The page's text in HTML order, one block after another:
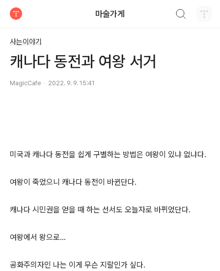
마술가게
사는이야기
캐나다 동전과 여왕 서거
MagicCafe 2022. 9. 9. 15:41
미국과 캐나다 동전을 쉽게 구별하는 방법은 여왕이 있냐 없냐다.
여왕이 죽었으니 캐나다 동전이 바뀐단다.
캐나다 시민권을 얻을 때 하는 선서도 오늘자로 바뀌었단다.
여왕에서 왕으로…
공화주의자인 나는 이게 무슨 지랄인가 싶다.